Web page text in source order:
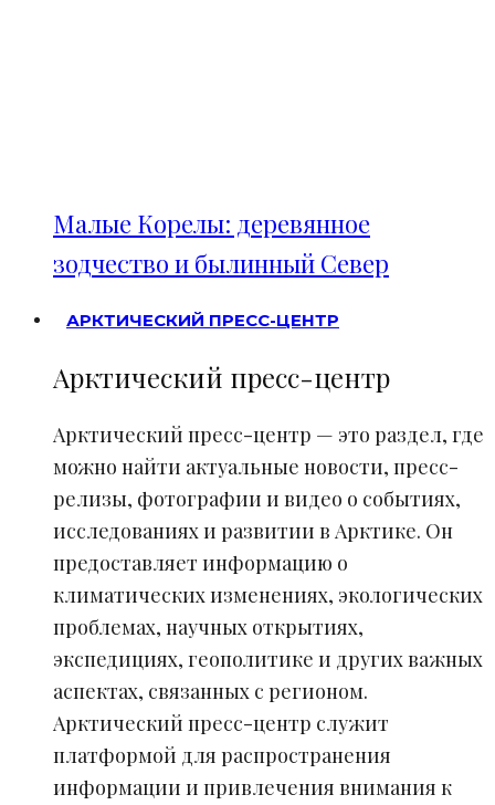
Малые Корелы: деревянное
зодчество и былинный Север
АРКТИЧЕСКИЙ ПРЕСС-ЦЕНТР
Арктический пресс-центр
Арктический пресс-центр — это раздел, где
можно найти актуальные новости, пресс-
релизы, фотографии и видео о событиях,
исследованиях и развитии в Арктике. Он
предоставляет информацию о
климатических изменениях, экологических
проблемах, научных открытиях,
экспедициях, геополитике и других важных
аспектах, связанных с регионом.
Арктический пресс-центр служит
платформой для распространения
информации и привлечения внимания к